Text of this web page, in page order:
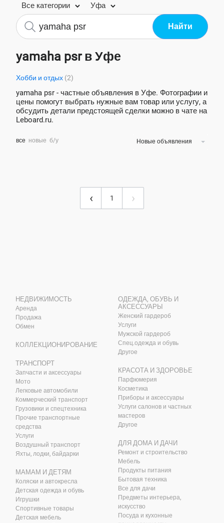
Все категории Уфа
yamaha psr в Уфе
Хобби и отдых (2)
yamaha psr - частные объявления в Уфе. Фотографии и
цены помогут выбрать нужные вам товар или услугу, а
обсудить детали предстоящей сделки можно в чате на
Leboard.ru.
все новые б/у Новые объявления
‹ 1 ›
НЕДВИЖИМОСТЬ
Аренда
Продажа
Обмен
КОЛЛЕКЦИОНИРОВАНИЕ
ТРАНСПОРТ
Запчасти и аксессуары
Мото
Легковые автомобили
Коммерческий транспорт
Грузовики и спецтехника
Прочие транспортные
средства
Услуги
Воздушный транспорт
Яхты, лодки, байдарки
МАМАМ И ДЕТЯМ
Коляски и автокресла
Детская одежда и обувь
Игрушки
Спортивные товары
Детская мебель
ОДЕЖДА, ОБУВЬ И
АКСЕССУАРЫ
Женский гардероб
Услуги
Мужской гардероб
Спец.одежда и обувь
Другое
КРАСОТА И ЗДОРОВЬЕ
Парфюмерия
Косметика
Приборы и аксессуары
Услуги салонов и частных
мастеров
Другое
ДЛЯ ДОМА И ДАЧИ
Ремонт и строительство
Мебель
Продукты питания
Бытовая техника
Все для дачи
Предметы интерьера,
искусство
Посуда и кухонные